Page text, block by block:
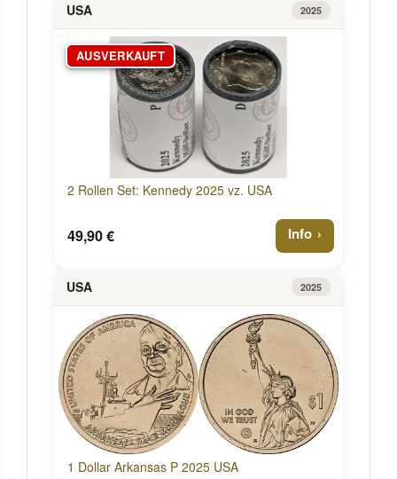
USA 2025
AUSVERKAUFT
2 Rollen Set: Kennedy 2025 vz. USA
49,90 € Info
USA 2025
1 Dollar Arkansas P 2025 USA